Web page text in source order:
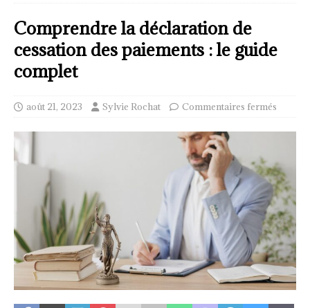
Comprendre la déclaration de
cessation des paiements : le guide
complet
août 21, 2023 Sylvie Rochat Commentaires fermés